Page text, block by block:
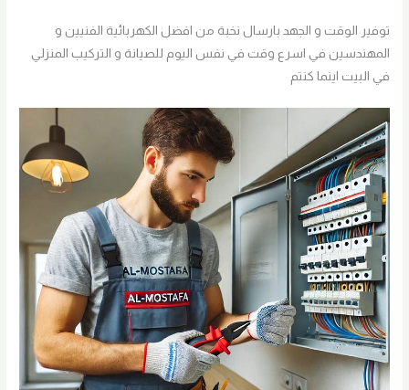
توفير الوقت و الجهد بارسال نخبة من افضل الكهربائية الفنيين و
المهندسين في اسرع وقت في نفس اليوم للصيانة و التركيب المنزلي
في البيت اينما كنتم